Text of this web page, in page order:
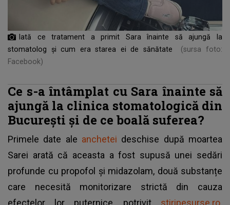
Iată ce tratament a primit Sara înainte să ajungă la
stomatolog și cum era starea ei de sănătate
(sursa foto:
Facebook)
Ce s-a întâmplat cu Sara înainte să
ajungă la clinica stomatologică din
București și de ce boală suferea?
Primele date ale anchetei deschise după moartea
Sarei arată că aceasta a fost supusă unei sedări
profunde cu propofol și midazolam, două substanțe
care necesită monitorizare strictă din cauza
efectelor lor puternice, potrivit stiripesurse.ro.